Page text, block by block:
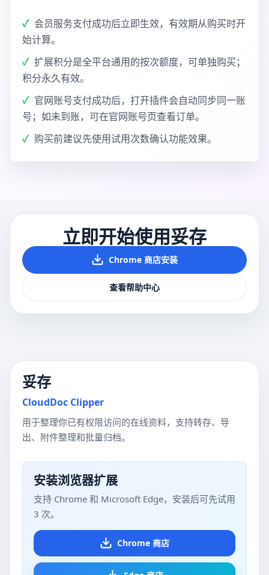
会员服务支付成功后立即生效，有效期从购买时开
始计算。
扩展积分是全平台通用的按次额度，可单独购买；
积分永久有效。
官网账号支付成功后，打开插件会自动同步同一账
号；如未到账，可在官网账号页查看订单。
购买前建议先使用试用次数确认功能效果。
立即开始使用妥存
Chrome 商店安装
查看帮助中心
妥存
CloudDoc Clipper
用于整理你已有权限访问的在线资料，支持转存、导
出、附件整理和批量归档。
安装浏览器扩展
支持 Chrome 和 Microsoft Edge，安装后可先试用
3 次。
Chrome 商店